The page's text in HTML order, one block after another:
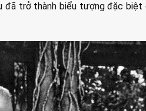
đã trở thành biểu tượng đặc biệt